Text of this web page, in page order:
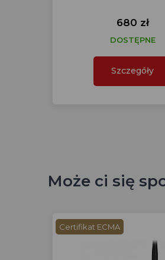
680 zł
DOSTĘPNE
Szczegóły
Może ci się
Certifikat ECMA